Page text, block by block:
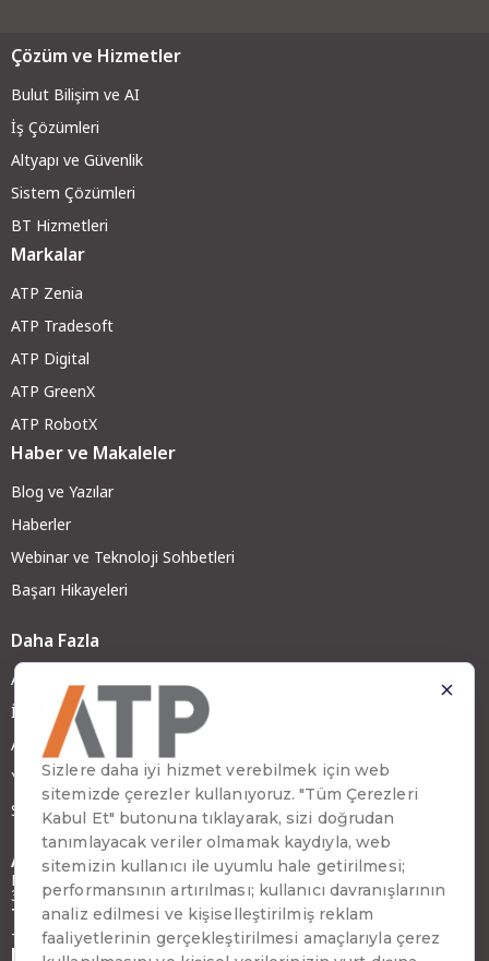
Çözüm ve Hizmetler
Bulut Bilişim ve AI
İş Çözümleri
Altyapı ve Güvenlik
Sistem Çözümleri
BT Hizmetleri
Markalar
ATP Zenia
ATP Tradesoft
ATP Digital
ATP GreenX
ATP RobotX
Haber ve Makaleler
Blog ve Yazılar
Haberler
Webinar ve Teknoloji Sohbetleri
Başarı Hikayeleri
Daha Fazla
ATP Hakkında
İş Ortağımız Olun
ATP Kariyer
Yatırımcı İlişkileri
Sürdürülebilirlik
Adres
Emirhan Cad. No:109 Kat:9 Atakule,
34349 Beşiktaş, İstanbul, Türkiye
Telefon
+90 (212) 310 65 00
Faks